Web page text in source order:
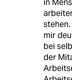
in
mir
bei
der